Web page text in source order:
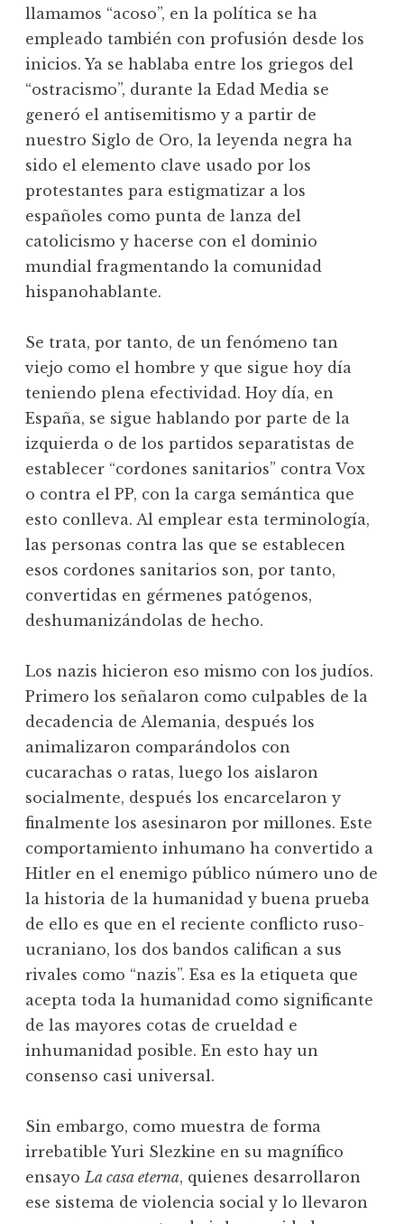
llamamos “acoso”, en la política se ha
empleado también con profusión desde los
inicios. Ya se hablaba entre los griegos del
“ostracismo”, durante la Edad Media se
generó el antisemitismo y a partir de
nuestro Siglo de Oro, la leyenda negra ha
sido el elemento clave usado por los
protestantes para estigmatizar a los
españoles como punta de lanza del
catolicismo y hacerse con el dominio
mundial fragmentando la comunidad
hispanohablante.
Se trata, por tanto, de un fenómeno tan
viejo como el hombre y que sigue hoy día
teniendo plena efectividad. Hoy día, en
España, se sigue hablando por parte de la
izquierda o de los partidos separatistas de
establecer “cordones sanitarios” contra Vox
o contra el PP, con la carga semántica que
esto conlleva. Al emplear esta terminología,
las personas contra las que se establecen
esos cordones sanitarios son, por tanto,
convertidas en gérmenes patógenos,
deshumanizándolas de hecho.
Los nazis hicieron eso mismo con los judíos.
Primero los señalaron como culpables de la
decadencia de Alemania, después los
animalizaron comparándolos con
cucarachas o ratas, luego los aislaron
socialmente, después los encarcelaron y
finalmente los asesinaron por millones. Este
comportamiento inhumano ha convertido a
Hitler en el enemigo público número uno de
la historia de la humanidad y buena prueba
de ello es que en el reciente conflicto ruso-
ucraniano, los dos bandos califican a sus
rivales como “nazis”. Esa es la etiqueta que
acepta toda la humanidad como significante
de las mayores cotas de crueldad e
inhumanidad posible. En esto hay un
consenso casi universal.
Sin embargo, como muestra de forma
irrebatible Yuri Slezkine en su magnífico
ensayoLa casa eterna, quienes desarrollaron
ese sistema de violencia social y lo llevaron